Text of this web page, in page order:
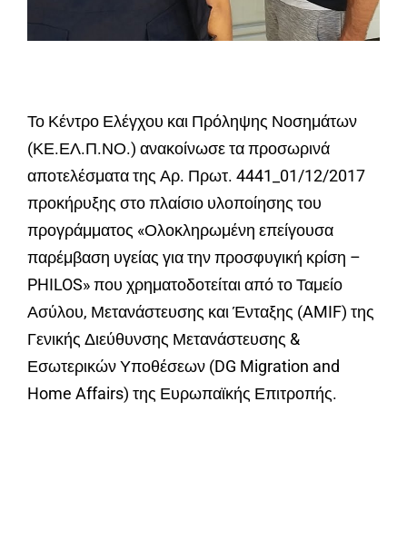
Το Κέντρο Ελέγχου και Πρόληψης Νοσημάτων
(ΚΕ.ΕΛ.Π.ΝΟ.) ανακοίνωσε τα προσωρινά
αποτελέσματα της Αρ. Πρωτ. 4441_01/12/2017
προκήρυξης στο πλαίσιο υλοποίησης του
προγράμματος «Ολοκληρωμένη επείγουσα
παρέμβαση υγείας για την προσφυγική κρίση –
PHILOS» που χρηματοδοτείται από το Ταμείο
Ασύλου, Μετανάστευσης και Ένταξης (AMIF) της
Γενικής Διεύθυνσης Μετανάστευσης &
Εσωτερικών Υποθέσεων (DG Migration and
Home Affairs) της Ευρωπαϊκής Επιτροπής.